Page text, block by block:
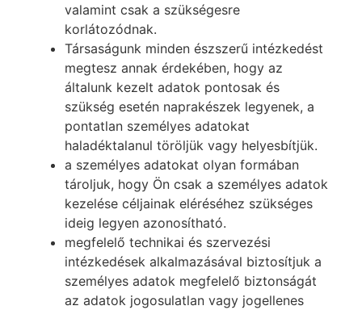
valamint csak a szükségesre
korlátozódnak.
Társaságunk minden észszerű intézkedést
megtesz annak érdekében, hogy az
általunk kezelt adatok pontosak és
szükség esetén naprakészek legyenek, a
pontatlan személyes adatokat
haladéktalanul töröljük vagy helyesbítjük.
a személyes adatokat olyan formában
tároljuk, hogy Ön csak a személyes adatok
kezelése céljainak eléréséhez szükséges
ideig legyen azonosítható.
megfelelő technikai és szervezési
intézkedések alkalmazásával biztosítjuk a
személyes adatok megfelelő biztonságát
az adatok jogosulatlan vagy jogellenes